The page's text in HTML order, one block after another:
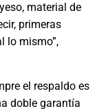
material de
primeras
lo mismo”,
el respaldo es
doble garantía